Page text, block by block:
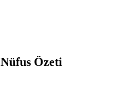
Nüfus Özeti